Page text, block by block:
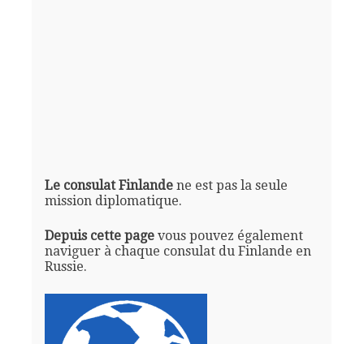
Le consulat Finlandene est pas la seule
mission diplomatique.
Depuis cette pagevous pouvez également
naviguer à chaque consulat du Finlande en
Russie.